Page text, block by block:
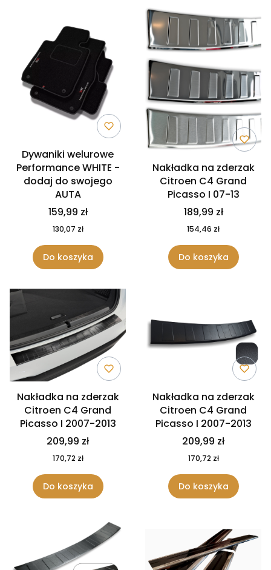
Dywaniki welurowe
Performance WHITE -
dodaj do swojego
AUTA
159,99 zł
130,07 zł
Do koszyka
Nakładka na zderzak
Citroen C4 Grand
Picasso I 07-13
189,99 zł
154,46 zł
Do koszyka
Nakładka na zderzak
Citroen C4 Grand
Picasso I 2007-2013
209,99 zł
170,72 zł
Do koszyka
Nakładka na zderzak
Citroen C4 Grand
Picasso I 2007-2013
209,99 zł
170,72 zł
Do koszyka